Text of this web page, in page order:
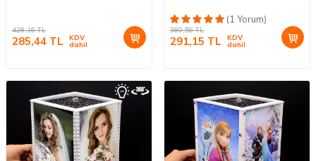
428,16TL
285,44 TL KDV
dahil
(1 Yorum)
380,59TL
291,15 TL KDV
dahil